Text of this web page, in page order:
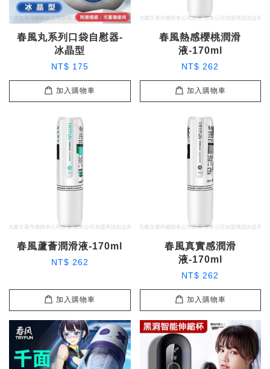
春風丸系列口袋自慰器-
冰晶型
NT$ 175
加入購物車
春風熱感櫻桃潤滑
液-170ml
NT$ 262
加入購物車
春風蘆薈潤滑液-170ml
NT$ 262
加入購物車
春風真實感潤滑
液-170ml
NT$ 262
加入購物車